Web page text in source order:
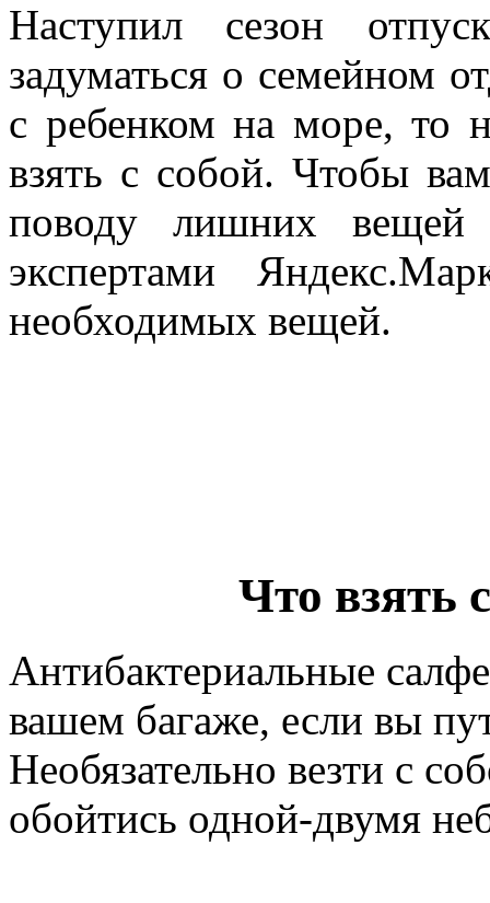
Наступил сезон
задуматься о семейном
с ребенком на море, то
взять с собой. Чтобы
поводу лишних
экспертами
необходимых вещей.
Что взять
Антибактериальные
вашем багаже, если вы
Необязательно везти с
обойтись одной-двумя